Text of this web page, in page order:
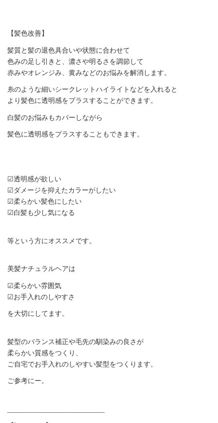
【髪色改善】
髪質と髪の退色具合いや状態に合わせて
色みの足し引きと、濃さや明るさを調節して
赤みやオレンジみ、黄みなどのお悩みを解消します。
糸のような細いシークレットハイライトなどを入れると
より髪色に透明感をプラスすることができます。
白髪のお悩みもカバーしながら
髪色に透明感をプラスすることもできます。
☑︎透明感が欲しい
☑︎ダメージを抑えたカラーがしたい
☑︎柔らかい髪色にしたい
☑︎白髪も少し気になる
等という方にオススメです。
美髪ナチュラルヘアは
☑︎柔らかい雰囲気
☑︎お手入れのしやすさ
を大切にしてます。
髪型のバランス補正や毛先の馴染みの良さが
柔らかい質感をつくり、
ご自宅でお手入れのしやすい髪型をつくります。
ご参考にー。